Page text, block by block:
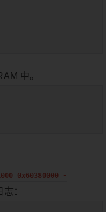
中。
0x60380000 -
：